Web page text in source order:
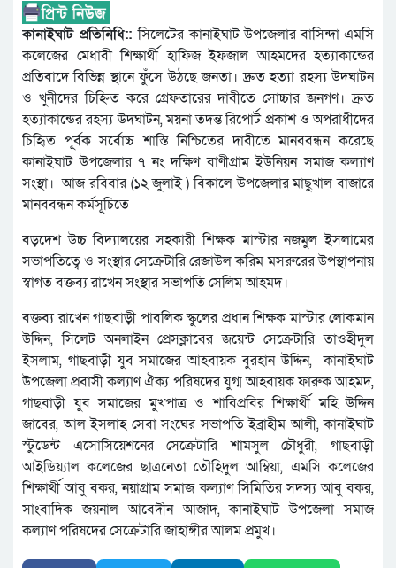
কানাইঘাট প্রতিনিধি::সিলেটের কানাইঘাট উপজেলার বাসিন্দা এমসি
কলেজের মেধাবী শিক্ষার্থী হাফিজ ইফজাল আহমদের হত্যাকান্ডের
প্রতিবাদে বিভিন্ন স্থানে ফুঁসে উঠছে জনতা। দ্রুত হত্যা রহস্য উদঘাটন
ও খুনীদের চিহ্নিত করে গ্রেফতারের দাবীতে সোচ্চার জনগণ। দ্রুত
হত্যাকান্ডের রহস্য উদঘাটন, ময়না তদন্ত রিপোর্ট প্রকাশ ও অপরাধীদের
চিহৃিত পূর্বক সর্বোচ্চ শাস্তি নিশ্চিতের দাবীতে মানববন্ধন করেছে
কানাইঘাট উপজেলার ৭ নং দক্ষিণ বাণীগ্রাম ইউনিয়ন সমাজ কল্যাণ
সংস্থা। অাজ রবিবার (১২ জুলাই ) বিকালে উপজেলার মাছুখাল বাজারে
মানববন্ধন কর্মসূচিতে
বড়দেশ উচ্চ বিদ্যালয়ের সহকারী শিক্ষক মাস্টার নজমুল ইসলামের
সভাপতিত্বে ও সংস্থার সেক্রেটারি রেজাউল করিম মসরুরের উপস্থাপনায়
স্বাগত বক্তব্য রাখেন সংস্থার সভাপতি সেলিম আহমদ।
বক্তব্য রাখেন গাছবাড়ী পাবলিক স্কুলের প্রধান শিক্ষক মাস্টার লোকমান
উদ্দিন, সিলেট অনলাইন প্রেসক্লাবের জয়েন্ট সেক্রেটারি তাওহীদুল
ইসলাম, গাছবাড়ী যুব সমাজের আহবায়ক বুরহান উদ্দিন, কানাইঘাট
উপজেলা প্রবাসী কল্যাণ ঐক্য পরিষদের যুগ্ম আহবায়ক ফারুক আহমদ,
গাছবাড়ী যুব সমাজের মুখপাত্র ও শাবিপ্রবির শিক্ষার্থী মহি উদ্দিন
জাবের, আল ইসলাহ সেবা সংঘের সভাপতি ইব্রাহীম আলী, কানাইঘাট
স্টুডেন্ট এসোসিয়েশনের সেক্রেটারি শামসুল চৌধুরী, গাছবাড়ী
আইডিয়্যাল কলেজের ছাত্রনেতা তৌহিদুল আম্বিয়া, এমসি কলেজের
শিক্ষার্থী আবু বকর, নয়াগ্রাম সমাজ কল্যাণ সিমিতির সদস্য আবু বকর,
সাংবাদিক জয়নাল আবেদীন আজাদ, কানাইঘাট উপজেলা সমাজ
কল্যাণ পরিষদের সেক্রেটারি জাহাঙ্গীর আলম প্রমুখ।